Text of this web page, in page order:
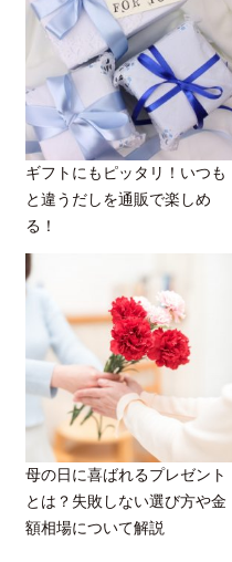
ギフトにもピッタリ！いつも
と違うだしを通販で楽しめ
る！
母の日に喜ばれるプレゼント
とは？失敗しない選び方や金
額相場について解説